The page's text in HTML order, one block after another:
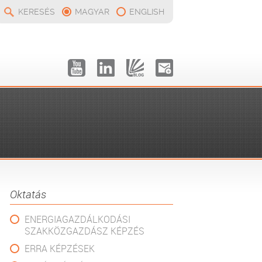
KERESÉS MAGYAR ENGLISH
Oktatás
ENERGIAGAZDÁLKODÁSI
SZAKKÖZGAZDÁSZ KÉPZÉS
ERRA KÉPZÉSEK